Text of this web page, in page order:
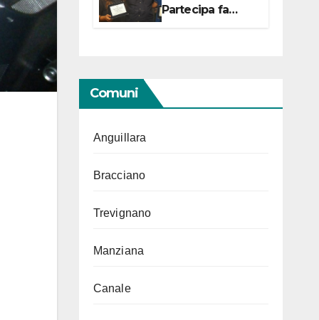
Partecipa fa
centro con due
Comuni
Anguillara
Bracciano
Trevignano
Manziana
Canale